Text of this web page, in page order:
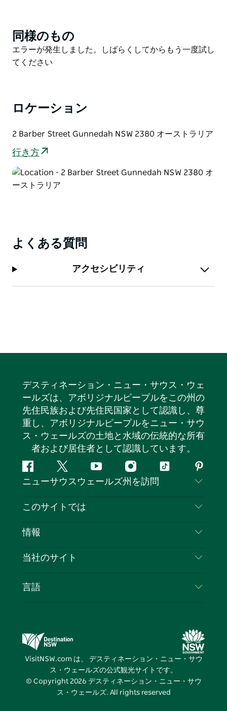
ます。
バーバー・ストリートに位置するこの記念碑的な芸術作
品は、オックスリー・ハイウェイとワランバングル・ス
り充実した鑑賞体験をお楽しみいただけます。製粉所の
ご注意：サイロは稼働中のトウモロコシ製粉所の一部で
あるため、トラックが通行している場合があります。安
きは入らないでください。
この荘厳なランドマークは、単なる芸術作品ではありま
す。
Product
List
同様のもの
Product
List
エラーが発生しました。しばらくしてからもう一度試し
てください
ロケーション
2 Barber Street Gunnedah NSW 2380 オーストラリア
行き方
よくある質問
アクセシビリティ
デスティネーション・ニュー・サウス・ウェ
ールズは、アボリジナルピープルをこの州の
先住民族および先住民国家として認識し、尊
重し、アボリジナルピープルをニュー・サウ
ス・ウェールズの土地と水域の伝統的な所有
者および居住者として認識しています。
フ
ェ
ス
ッ
ツ
イ
タ
ユ
ー
イ
ン
テ
ピ
ン
レ
ト
ニューサウスウェールズ州を訪問
お問い合わせ
クッキーに関する通知
このサイトでは
目的地
イベント
情報
旅行情報
NSWでのビジネス
当社のサイト
デスティネーション・ニュー・サウス・ウェール
ズメディアセンター
ビビッド・シドニー
言語
VisitNSW.com は、 デスティネーション・ニュー・サウ
ス・ウェールズの公式観光サイトです。
© Copyright 2026 デスティネーション・ニュー・サウ
ス・ウェールズ. All rights reserved